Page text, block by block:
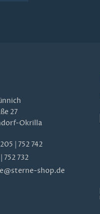
27
Okrilla
| 752 742
752 732
shop.de